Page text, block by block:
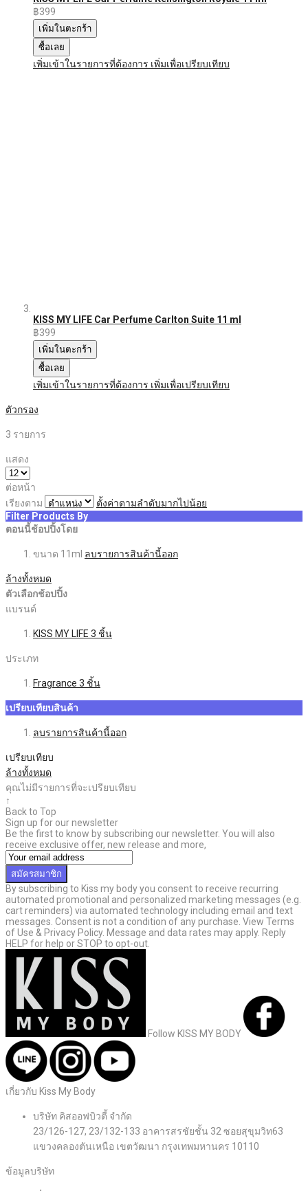
฿399
เพิ่มในตะกร้า
ซื้อเลย
เพิ่มเข้าในรายการที่ต้องการ เพิ่มเพื่อเปรียบเทียบ
KISS MY LIFE Car Perfume Carlton Suite 11 ml
฿399
เพิ่มในตะกร้า
ซื้อเลย
เพิ่มเข้าในรายการที่ต้องการ เพิ่มเพื่อเปรียบเทียบ
ตัวกรอง
3 รายการ
แสดง
ต่อหน้า
เรียงตาม
ตั้งค่าตามลำดับมากไปน้อย
Filter Products By
ตอนนี้ช้อปปิ้งโดย
ขนาด 11ml ลบรายการสินค้านี้ออก
ล้างทั้งหมด
ตัวเลือกช้อปปิ้ง
แบรนด์
KISS MY LIFE 3 ชิ้น
ประเภท
Fragrance 3 ชิ้น
เปรียบเทียบสินค้า
ลบรายการสินค้านี้ออก
เปรียบเทียบ
ล้างทั้งหมด
คุณไม่มีรายการที่จะเปรียบเทียบ
↑
Back to Top
Sign up for our newsletter
Be the first to know by subscribing our newsletter. You will also
receive exclusive offer, new release and more,
สมัครสมาชิก
By subscribing to Kiss my body you consent to receive recurring
automated promotional and personalized marketing messages (e.g.
cart reminders) via automated technology including email and text
messages. Consent is not a condition of any purchase. View Terms
of Use & Privacy Policy. Message and data rates may apply. Reply
HELP for help or STOP to opt-out.
Follow KISS MY BODY
เกี่ยวกับ Kiss My Body
บริษัท คิสออฟบิวตี้ จำกัด
23/126-127, 23/132-133 อาคารสรชัยชั้น 32 ซอยสุขุมวิท63
แขวงคลองตันเหนือ เขตวัฒนา กรุงเทพมหานคร 10110
ข้อมูลบริษัท